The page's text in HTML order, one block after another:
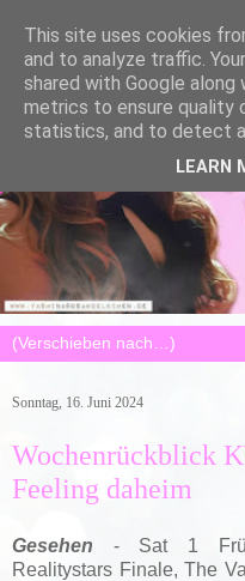
Sonntag, 16. Juni 2024
Wochenrückblick
Feeling daheim
Gesehen - Sat 1
Realitystars Finale, The
This site uses cookies
and to analyze traffic.
shared with Google
metrics to ensure quality
statistics, and to detect
LEARN